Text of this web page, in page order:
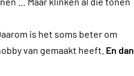
is het soms beter om
van gemaakt heeft. En dan